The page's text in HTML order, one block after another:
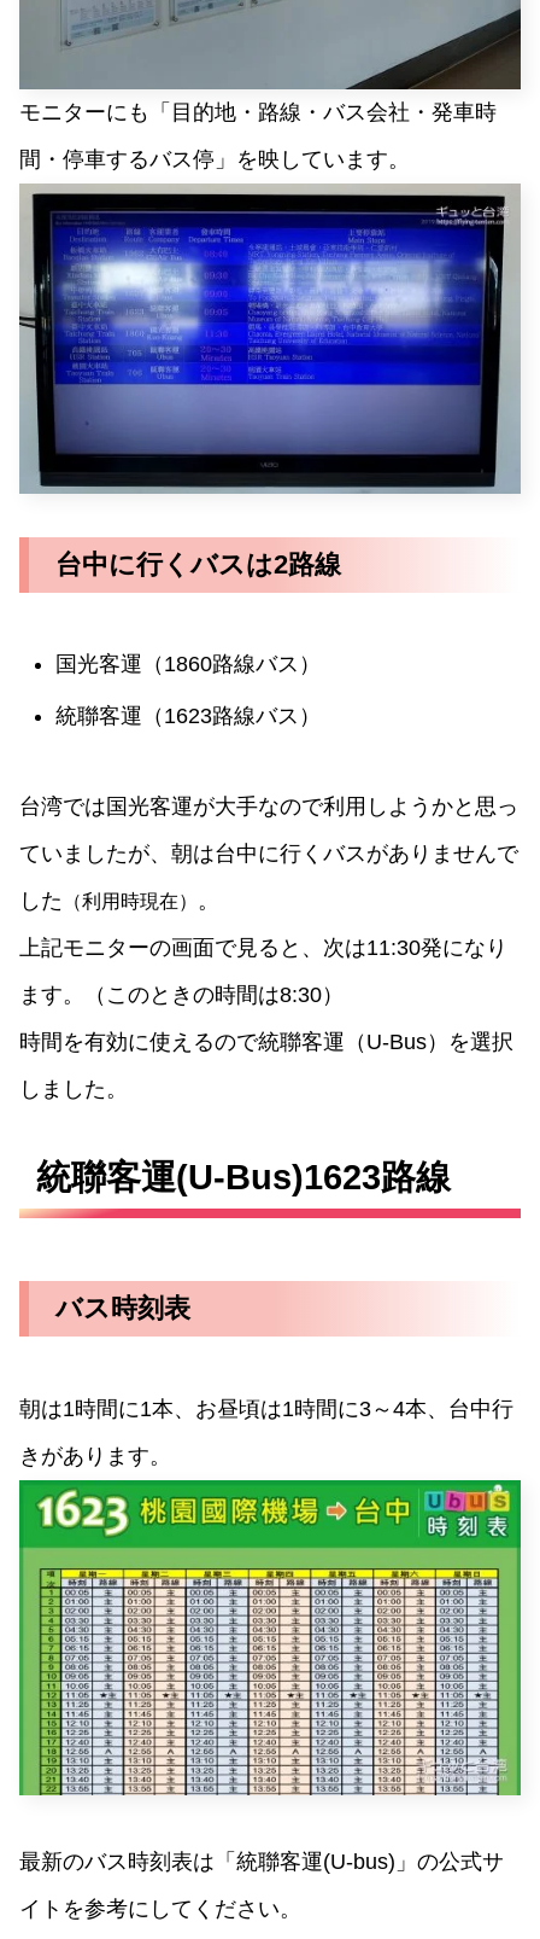
モニターにも「目的地・路線・バス会社・発車時
間・停車するバス停」を映しています。
台中に行くバスは2路線
国光客運（1860路線バス）
統聯客運（1623路線バス）
台湾では国光客運が大手なので利用しようかと思っ
ていましたが、朝は台中に行くバスがありませんで
した
（利用時現在）
。
上記モニターの画面で見ると、次は11:30発になり
ます。（このときの時間は8:30）
時間を有効に使えるので統聯客運（U-Bus）を選択
しました。
統聯客運(U-Bus)1623路線
バス時刻表
朝は1時間に1本、お昼頃は1時間に3～4本、台中行
きがあります。
最新のバス時刻表は「統聯客運(U-bus)」の公式サ
イトを参考にしてください。